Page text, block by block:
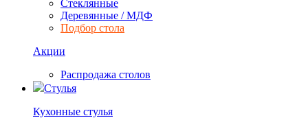
Стеклянные
Деревянные / МДФ
Подбор стола
Акции
Распродажа столов
Стулья
Кухонные стулья